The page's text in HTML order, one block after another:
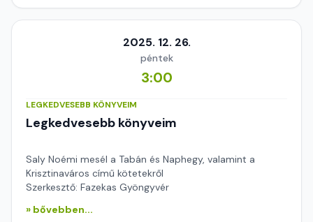
2025. 12. 26.
péntek
3:00
LEGKEDVESEBB KÖNYVEIM
Legkedvesebb könyveim
Saly Noémi mesél a Tabán és Naphegy, valamint a
Krisztinaváros című kötetekről
Szerkesztő: Fazekas Gyöngyvér
» bővebben...